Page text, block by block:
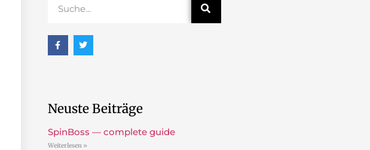
Neuste Beiträge
SpinBoss — complete guide
Weiterlesen »